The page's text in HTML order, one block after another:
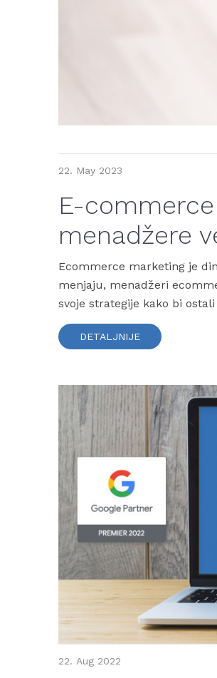
22. May 2023
E-
menadžere
Ecommerce marketing je
menjaju, menadžeri
svoje strategije kako bi
DETALJNIJE
22. Aug 2022